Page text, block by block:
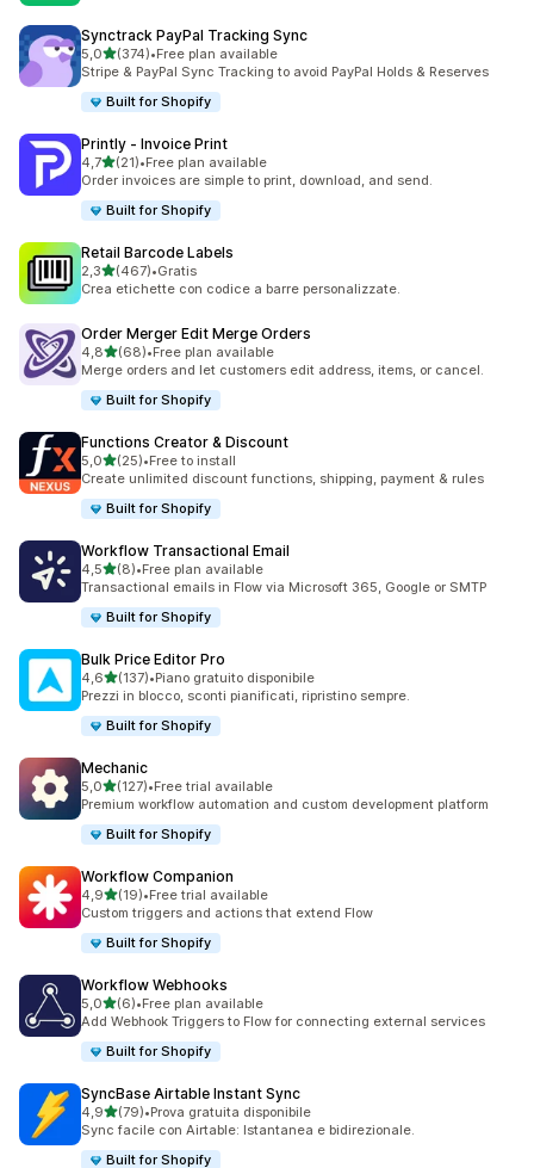
Synctrack PayPal Tracking Sync
5,0stelle su 5
(374)
374 recensioni totali
•Free plan available
Stripe & PayPal Sync Tracking to avoid PayPal Holds & Reserves
Built for Shopify
Printly ‑ Invoice Print
4,7stelle su 5
(21)
21 recensioni totali
•Free plan available
Order invoices are simple to print, download, and send.
Built for Shopify
Retail Barcode Labels
2,3stelle su 5
(467)
467 recensioni totali
•Gratis
Crea etichette con codice a barre personalizzate.
Order Merger Edit Merge Orders
4,8stelle su 5
(68)
68 recensioni totali
•Free plan available
Merge orders and let customers edit address, items, or cancel.
Built for Shopify
Functions Creator & Discount
5,0stelle su 5
(25)
25 recensioni totali
•Free to install
Create unlimited discount functions, shipping, payment & rules
Built for Shopify
Workflow Transactional Email
4,5stelle su 5
(8)
8 recensioni totali
•Free plan available
Transactional emails in Flow via Microsoft 365, Google or SMTP
Built for Shopify
Bulk Price Editor Pro
4,6stelle su 5
(137)
137 recensioni totali
•Piano gratuito disponibile
Prezzi in blocco, sconti pianificati, ripristino sempre.
Built for Shopify
Mechanic
5,0stelle su 5
(127)
127 recensioni totali
•Free trial available
Premium workflow automation and custom development platform
Built for Shopify
Workflow Companion
4,9stelle su 5
(19)
19 recensioni totali
•Free trial available
Custom triggers and actions that extend Flow
Built for Shopify
Workflow Webhooks
5,0stelle su 5
(6)
6 recensioni totali
•Free plan available
Add Webhook Triggers to Flow for connecting external services
Built for Shopify
SyncBase Airtable Instant Sync
4,9stelle su 5
(79)
79 recensioni totali
•Prova gratuita disponibile
Sync facile con Airtable: Istantanea e bidirezionale.
Built for Shopify